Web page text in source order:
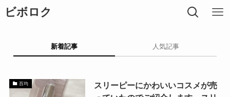
ビボロク
新着記事 人気記事
百均
スリーピーにかわいいコスメが売